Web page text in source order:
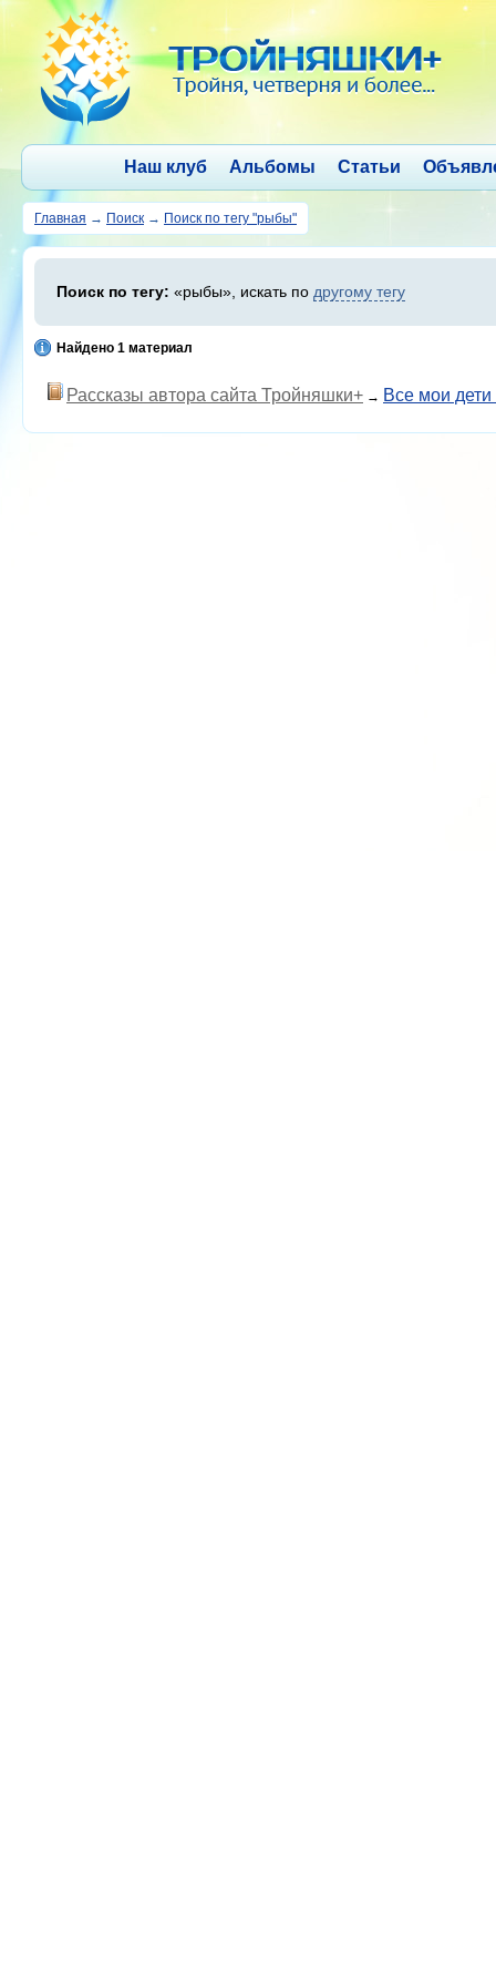
Наш клуб Альбомы Статьи
Главная → Поиск → Поиск по тегу "рыбы"
Поиск по тегу: «рыбы», искать по другому тегу
Найдено 1 материал
Рассказы автора сайта Тройняшки+ → Все мои